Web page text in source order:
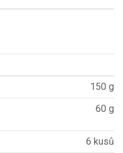
150 g
60 g
6 kusů